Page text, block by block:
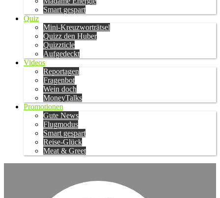
Smart gespart
Quiz
Mini-Kreuzworträtsel
Quizz den Huber
Quizzticle
Aufgedeckt
Videos
Reportagen
Fragenbot
Wein doch
MoneyTalks
Promotionen
Gute News
Flugmodus
Smart gespart
Reise-Glück
Meat & Greet